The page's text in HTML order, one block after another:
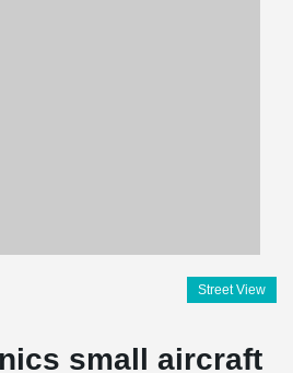
Street View
small aircraft